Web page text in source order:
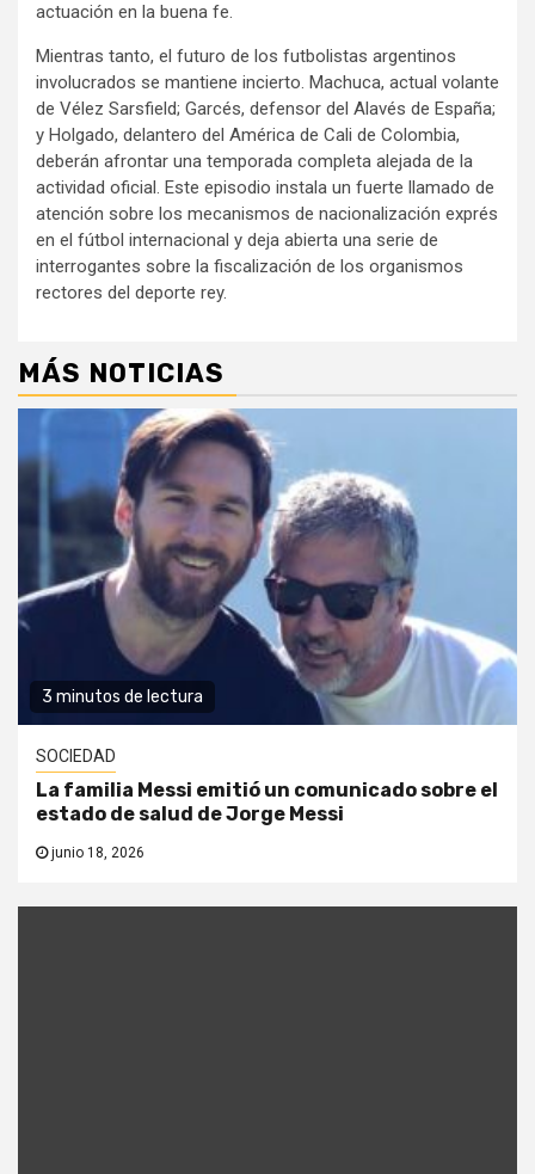
actuación en la buena fe.
Mientras tanto, el futuro de los futbolistas argentinos
involucrados se mantiene incierto. Machuca, actual volante
de Vélez Sarsfield; Garcés, defensor del Alavés de España;
y Holgado, delantero del América de Cali de Colombia,
deberán afrontar una temporada completa alejada de la
actividad oficial. Este episodio instala un fuerte llamado de
atención sobre los mecanismos de nacionalización exprés
en el fútbol internacional y deja abierta una serie de
interrogantes sobre la fiscalización de los organismos
rectores del deporte rey.
MÁS NOTICIAS
3 minutos de lectura
SOCIEDAD
La familia Messi emitió un comunicado sobre el
estado de salud de Jorge Messi
junio 18, 2026